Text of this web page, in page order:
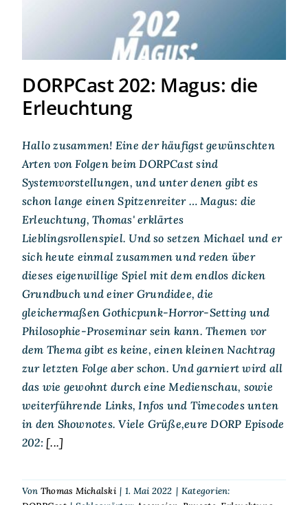
DORPCast 202: Magus: die
Erleuchtung
Hallo zusammen! Eine der häufigst gewünschten
Arten von Folgen beim DORPCast sind
Systemvorstellungen, und unter denen gibt es
schon lange einen Spitzenreiter … Magus: die
Erleuchtung, Thomas' erklärtes
Lieblingsrollenspiel. Und so setzen Michael und er
sich heute einmal zusammen und reden über
dieses eigenwillige Spiel mit dem endlos dicken
Grundbuch und einer Grundidee, die
gleichermaßen Gothicpunk-Horror-Setting und
Philosophie-Proseminar sein kann. Themen vor
dem Thema gibt es keine, einen kleinen Nachtrag
zur letzten Folge aber schon. Und garniert wird all
das wie gewohnt durch eine Medienschau, sowie
weiterführende Links, Infos und Timecodes unten
in den Shownotes. Viele Grüße,eure DORP Episode
202: [...]
Von Thomas Michalski | 1. Mai 2022 | Kategorien: